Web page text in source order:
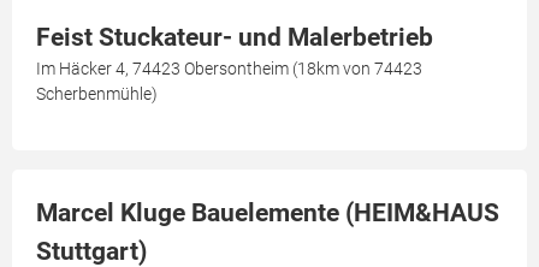
Feist Stuckateur- und Malerbetrieb
Im Häcker 4, 74423 Obersontheim (18km von 74423
Scherbenmühle)
Marcel Kluge Bauelemente (HEIM&HAUS
Stuttgart)